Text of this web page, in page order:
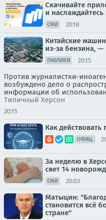
Скачивайте
и
СМИ 20:18
Китайские
из-за бензина, —
ПАБЛИКИ 20:15
Против журналистки-
возбуждено дело о
информации об
Типичный Херсон
20:15
Как
ОФИЦ.
За неделю в
свет 14
СМИ 20:03
Матыцин:
становится всё
стране"